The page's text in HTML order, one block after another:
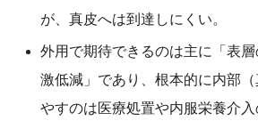
が、真皮へは到達しにくい。
外用で期待できるのは主に「表
激低減」であり、根本的に内部
やすのは医療処置や内服栄養介入